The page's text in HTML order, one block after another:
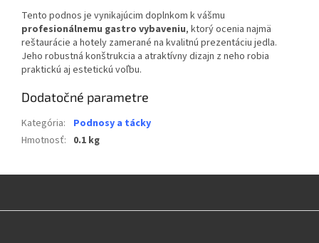
Tento podnos je vynikajúcim doplnkom k vášmu
profesionálnemu gastro vybaveniu, ktorý ocenia najmä
reštaurácie a hotely zamerané na kvalitnú prezentáciu jedla.
Jeho robustná konštrukcia a atraktívny dizajn z neho robia
praktickú aj estetickú voľbu.
Dodatočné parametre
Kategória:
Podnosy a tácky
Hmotnosť: 0.1 kg